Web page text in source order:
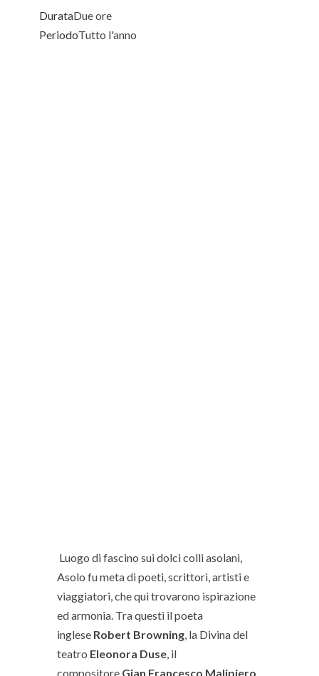
DurataDue ore
PeriodoTutto l'anno
Luogo di fascino sui dolci colli asolani,
Asolo fu meta di poeti, scrittori, artisti e
viaggiatori, che qui trovarono ispirazione
ed armonia. Tra questi il poeta
inglese Robert Browning, la Divina del
teatro Eleonora Duse, il
compositore Gian Francesco Malipiero